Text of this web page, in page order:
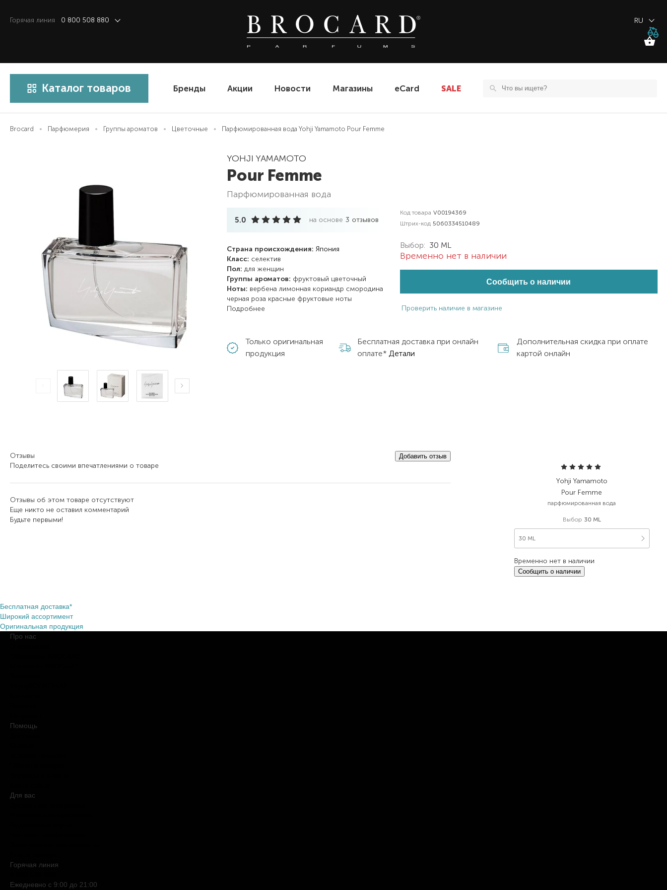
Горячая линия 0 800 508 880 RU
Каталог товаров Бренды Акции Новости Магазины eCard SALE
Brocard Парфюмерия Группы ароматов Цветочные Парфюмированная вода Yohji Yamamoto Pour Femme
YOHJI YAMAMOTO
Pour Femme
парфюмированная вода
5.0 на основе 3 отзывов
Страна происхождения: Япония
Класс: селектив
Пол: для женщин
Группы ароматов: фруктовый цветочный
Ноты: вербена лимонная кориандр смородина
черная роза красные фруктовые ноты
Подробнее
Код товара V00194369
Штрих-код 5060334510489
Выбор: 30 ML
Временно нет в наличии
Сообщить о наличии
Проверить наличие в магазине
Только оригинальная
продукция
Бесплатная доставка при онлайн
оплате* Детали
Дополнительная скидка при оплате
картой онлайн
Отзывы
Поделитесь своими впечатлениями о товаре
Добавить отзыв
Отзывы об этом товаре отсутствуют
Еще никто не оставил комментарий
Будьте первыми!
Yohji Yamamoto
Pour Femme
парфюмированная вода
Выбор 30 ML
30 ML
Временно нет в наличии
Сообщить о наличии
Бесплатная доставка*
Широкий ассортимент
Оригинальная продукция
Про нас
Помощь
Для вас
Горячая линия
Ежедневно c 9:00 до 21:00